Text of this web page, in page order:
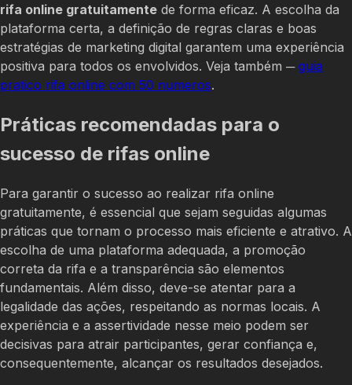
rifa online gratuitamente de forma eficaz. A escolha da
plataforma certa, a definição de regras claras e boas
estratégias de marketing digital garantem uma experiência
positiva para todos os envolvidos. Veja também ─ guia
pratico rifa online com 50 numeros.
Práticas recomendadas para o
sucesso de rifas online
Para garantir o sucesso ao realizar rifa online
gratuitamente, é essencial que sejam seguidas algumas
práticas que tornam o processo mais eficiente e atrativo. A
escolha de uma plataforma adequada, a promoção
correta da rifa e a transparência são elementos
fundamentais. Além disso, deve-se atentar para a
legalidade das ações, respeitando as normas locais. A
experiência e a assertividade nesse meio podem ser
decisivas para atrair participantes, gerar confiança e,
consequentemente, alcançar os resultados desejados.